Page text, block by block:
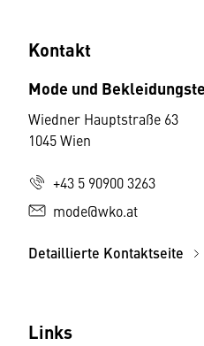
Kontakt
Mode und
Wiedner Hauptstraße 63
1045 Wien
+43 5 90900 3263
mode@wko.at
Detaillierte Kontaktseite
Links